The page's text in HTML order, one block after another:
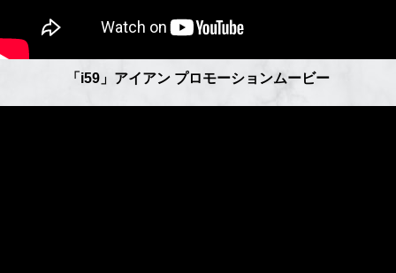
「i59」アイアン プロモーションムービー